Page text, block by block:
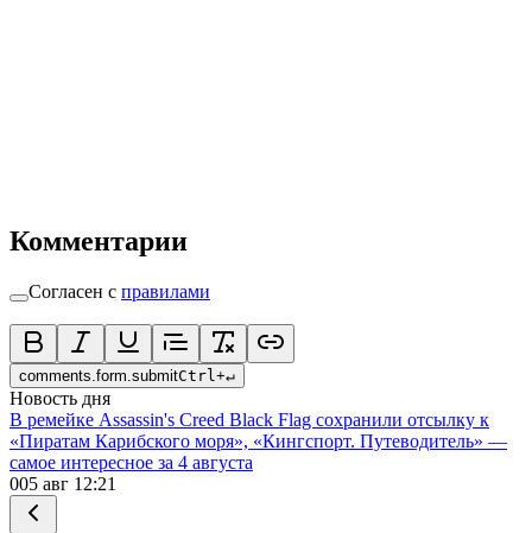
Комментарии
Согласен с правилами
comments.form.submitCtrl+↵
Новость дня
В ремейке Assassin's Creed Black Flag сохранили отсылку к
«Пиратам Карибского моря», «Кингспорт. Путеводитель» —
самое интересное за 4 августа
005 авг 12:21